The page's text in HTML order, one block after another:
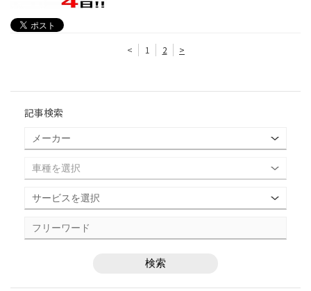
< 1 2 >
記事検索